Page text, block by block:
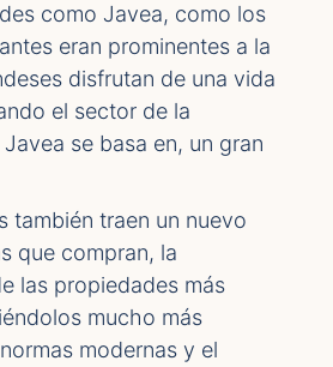
como Javea, como los
eran prominentes a la
disfrutan de una vida
el sector de la
se basa en, un gran
también traen un nuevo
que compran, la
las propiedades más
mucho más
modernas y el